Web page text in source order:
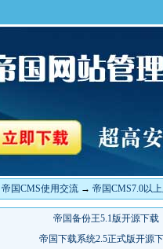
帝国CMS使用交流 → 帝国CMS7.0以